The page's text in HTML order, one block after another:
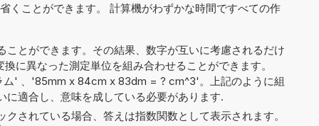
くことができます。 計算機がわずかな時間ですべての作
ことができます。その結果、数字が互いに考慮されるだけ
に異なった測定単位を組み合わせることができます。
ム' 、'85mm x 84cm x 83dm = ? cm^3'。上記のように組
に適合し、意味を成している必要があります.
されている場合、答えは指数関数として表示されます。